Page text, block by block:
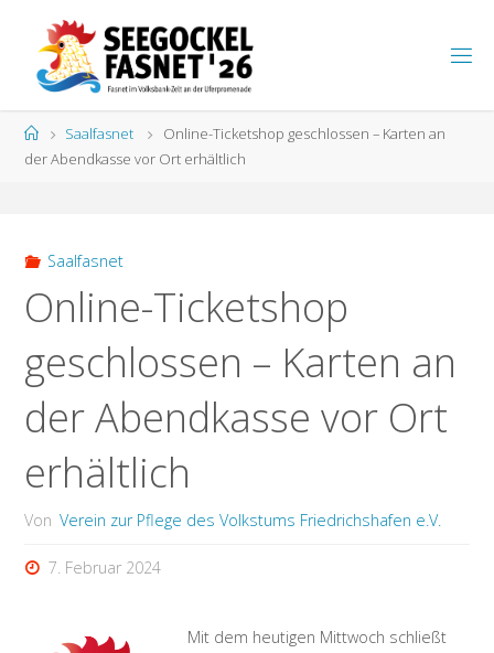
springen
EEG
OCK
StartSaalfasnet
Online-Ticketshop geschlossen – Karten an
der Abendkasse vor Ort erhältlich
Saalfasnet
Online-Ticketshop
geschlossen – Karten an
der Abendkasse vor Ort
erhältlich
Von Verein zur Pflege des Volkstums Friedrichshafen e.V.
7. Februar 2024
Mit dem heutigen Mittwoch schließt